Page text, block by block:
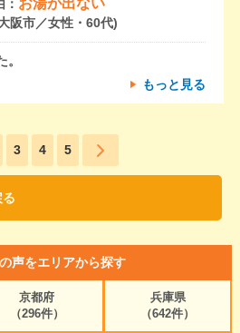
阪市／女性・60代)
もっと見る
3 4 5
声をエリアから探す
京都府
（296件）
兵庫県
（642件）